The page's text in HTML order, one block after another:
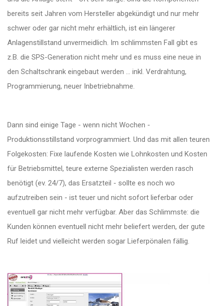
bereits seit Jahren vom Hersteller abgekündigt und nur mehr
schwer oder gar nicht mehr erhältlich, ist ein längerer
Anlagenstillstand unvermeidlich. Im schlimmsten Fall gibt es
z.B. die SPS-Generation nicht mehr und es muss eine neue in
den Schaltschrank eingebaut werden ... inkl. Verdrahtung,
Programmierung, neuer Inbetriebnahme.
Dann sind einige Tage - wenn nicht Wochen -
Produktionsstillstand vorprogrammiert. Und das mit allen teuren
Folgekosten: Fixe laufende Kosten wie Lohnkosten und Kosten
für Betriebsmittel, teure externe Spezialisten werden rasch
benötigt (ev. 24/7), das Ersatzteil - sollte es noch wo
aufzutreiben sein - ist teuer und nicht sofort lieferbar oder
eventuell gar nicht mehr verfügbar. Aber das Schlimmste: die
Kunden können eventuell nicht mehr beliefert werden, der gute
Ruf leidet und vielleicht werden sogar Lieferpönalen fällig.